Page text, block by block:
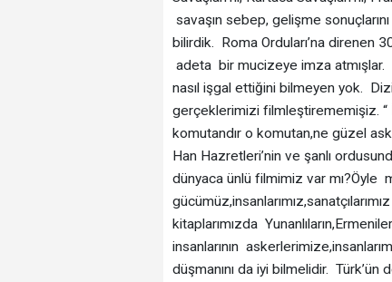
savaşın sebep, gelişme
bilirdik. Roma Orduları’na direnen
adeta bir mucizeye imza atmışlar.
nasıl işgal ettiğini bilmeyen yok.
gerçeklerimizi filmleştirememişiz.
komutandır o komutan,ne güzel
Han Hazretleri’nin ve şanlı
dünyaca ünlü filmimiz var mı?Öyle
kitaplarımızda
insanlarının
düşmanını da iyi bilmelidir.